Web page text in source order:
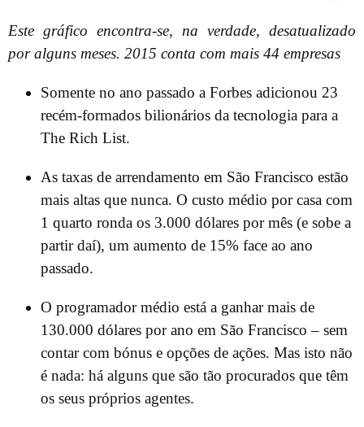
Este gráfico encontra-se, na verdade, desatualizado
por alguns meses. 2015 conta com mais 44 empresas
Somente no ano passado a Forbes adicionou 23
recém-formados bilionários da tecnologia para a
The Rich List.
As taxas de arrendamento em São Francisco estão
mais altas que nunca. O custo médio por casa com
1 quarto ronda os 3.000 dólares por mês (e sobe a
partir daí), um aumento de 15% face ao ano
passado.
O programador médio está a ganhar mais de
130.000 dólares por ano em São Francisco – sem
contar com bónus e opções de ações. Mas isto não
é nada: há alguns que são tão procurados que têm
os seus próprios agentes.